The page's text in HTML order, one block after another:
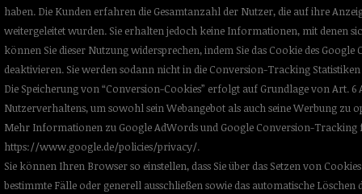
haben. Die Kunden erfahren die Gesamtanzahl der Nutzer, die auf ihre
weitergeleitet wurden. Sie erhalten jedoch keine Informationen, mit denen
können Sie dieser Nutzung widersprechen, indem Sie das Cookie des
deaktivieren. Sie werden sodann nicht in die Conversion-Tracking
Die Speicherung von “Conversion-Cookies” erfolgt auf Grundlage von Art. 6
Nutzerverhaltens, um sowohl sein Webangebot als auch seine Werbung zu
Mehr Informationen zu Google AdWords und Google Conversion-Tracking
https://www.google.de/policies/privacy/.
Sie können Ihren Browser so einstellen, dass Sie über das Setzen von
bestimmte Fälle oder generell ausschließen sowie das automatische